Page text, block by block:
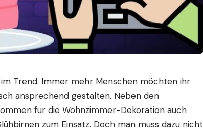
Trend. Immer mehr Menschen möchten ihr
ansprechend gestalten. Neben den
für die Wohnzimmer-Dekoration auch
zum Einsatz. Doch man muss dazu nicht